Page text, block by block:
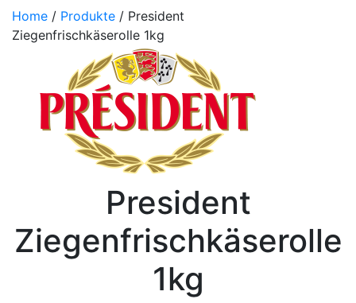
Home / Produkte / President
Ziegenfrischkäserolle 1kg
President
Ziegenfrischkäserolle
1kg